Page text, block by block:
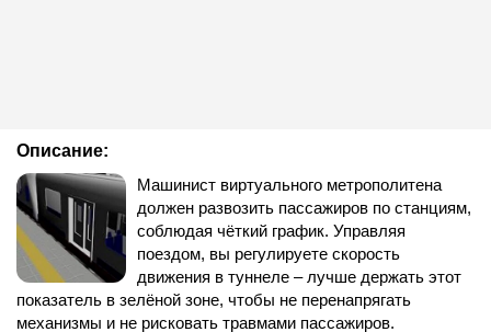
Описание:
Машинист виртуального метрополитена
должен развозить пассажиров по станциям,
соблюдая чёткий график. Управляя
поездом, вы регулируете скорость
движения в туннеле – лучше держать этот
показатель в зелёной зоне, чтобы не перенапрягать
механизмы и не рисковать травмами пассажиров.